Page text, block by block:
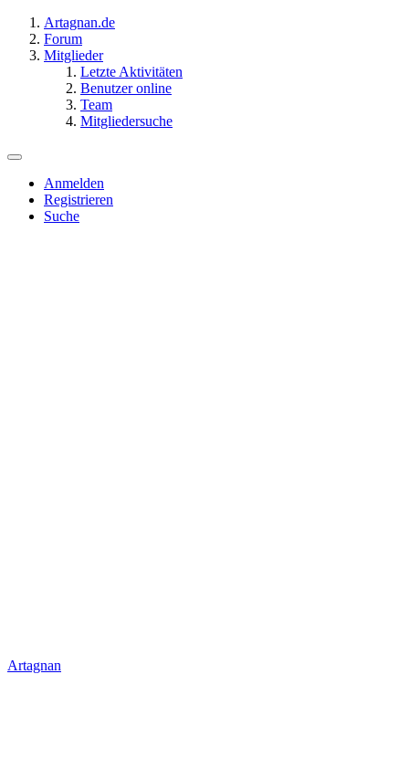
Artagnan.de
Forum
Mitglieder
Letzte Aktivitäten
Benutzer online
Team
Mitgliedersuche
Anmelden
Registrieren
Suche
Artagnan